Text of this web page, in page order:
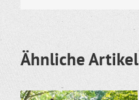
Ähnliche Artikel